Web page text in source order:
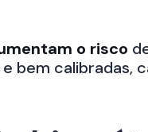
o risco
bem calibradas,